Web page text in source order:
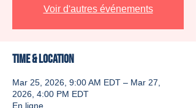
Voir d'autres événements
Time & Location
Mar 25, 2026, 9:00 AM EDT – Mar 27,
2026, 4:00 PM EDT
En ligne